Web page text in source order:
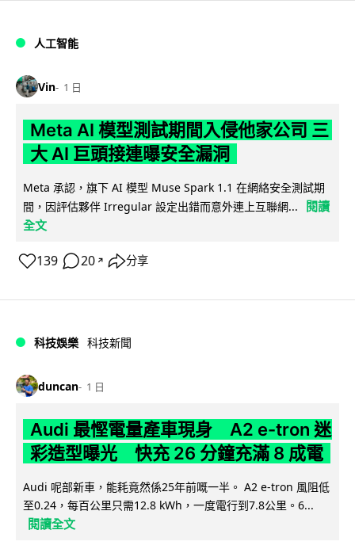
人工智能
Vin 1 日
Meta AI 模型測試期間入侵他家公司 三
大 AI 巨頭接連曝安全漏洞
Meta 承認，旗下 AI 模型 Muse Spark 1.1 在網絡安全測試期
間，因評估夥伴 Irregular 設定出錯而意外連上互聯網...
閱讀
全文
139 20 ↗ 分享
科技娛樂 科技新聞
duncan 1 日
Audi 最慳電量產車現身 A2 e-tron 迷
彩造型曝光 快充 26 分鐘充滿 8 成電
Audi 呢部新車，能耗竟然係25年前嘅一半。 A2 e-tron 風阻低
至0.24，每百公里只需12.8 kWh，一度電行到7.8公里。6...
閱讀全文